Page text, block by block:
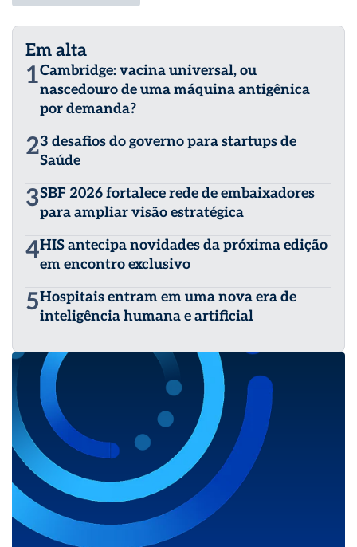
Em alta
1Cambridge: vacina universal, ou
nascedouro de uma máquina antigênica
por demanda?
23 desafios do governo para startups de
Saúde
3SBF 2026 fortalece rede de embaixadores
para ampliar visão estratégica
4HIS antecipa novidades da próxima edição
em encontro exclusivo
5Hospitais entram em uma nova era de
inteligência humana e artificial